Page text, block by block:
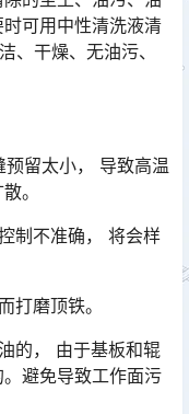
可用中性清洗液清
、干燥、无油污、
预留太小， 导致高温
。
制不准确， 将会样
打磨顶铁。
的， 由于基板和辊
避免导致工作面污